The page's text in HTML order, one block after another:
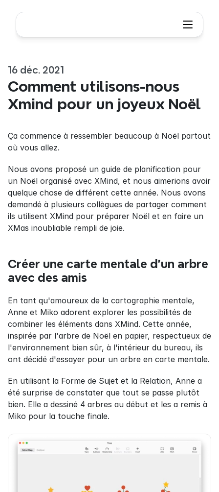
16 déc. 2021
Comment utilisons-nous
Xmind pour un joyeux Noël
Ça commence à ressembler beaucoup à Noël partout
où vous allez.
Nous avons proposé un guide de planification pour
un Noël organisé avec XMind, et nous aimerions avoir
quelque chose de différent cette année. Nous avons
demandé à plusieurs collègues de partager comment
ils utilisent XMind pour préparer Noël et en faire un
XMas inoubliable rempli de joie.
Créer une carte mentale d'un arbre
avec des amis
En tant qu'amoureux de la cartographie mentale,
Anne et Miko adorent explorer les possibilités de
combiner les éléments dans XMind. Cette année,
inspirée par l'arbre de Noël en papier, respectueux de
l'environnement bien sûr, à l'intérieur du bureau, ils
ont décidé d'essayer pour un arbre en carte mentale.
En utilisant la Forme de Sujet et la Relation, Anne a
été surprise de constater que tout se passe plutôt
bien. Elle a dessiné 4 arbres au début et les a remis à
Miko pour la touche finale.